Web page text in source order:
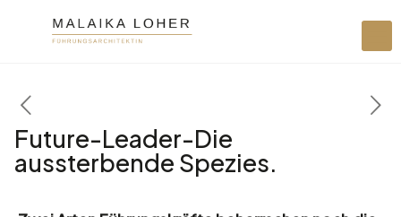
Future-Leader-Die
aussterbende Spezies.